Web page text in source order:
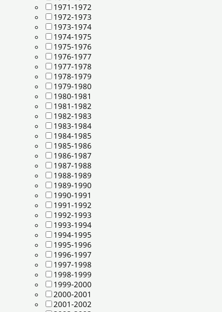
1971-1972
1972-1973
1973-1974
1974-1975
1975-1976
1976-1977
1977-1978
1978-1979
1979-1980
1980-1981
1981-1982
1982-1983
1983-1984
1984-1985
1985-1986
1986-1987
1987-1988
1988-1989
1989-1990
1990-1991
1991-1992
1992-1993
1993-1994
1994-1995
1995-1996
1996-1997
1997-1998
1998-1999
1999-2000
2000-2001
2001-2002